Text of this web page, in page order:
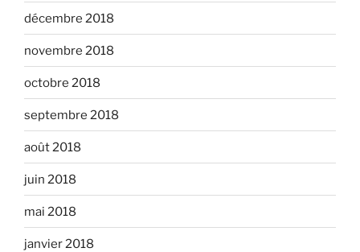
décembre 2018
novembre 2018
octobre 2018
septembre 2018
août 2018
juin 2018
mai 2018
janvier 2018